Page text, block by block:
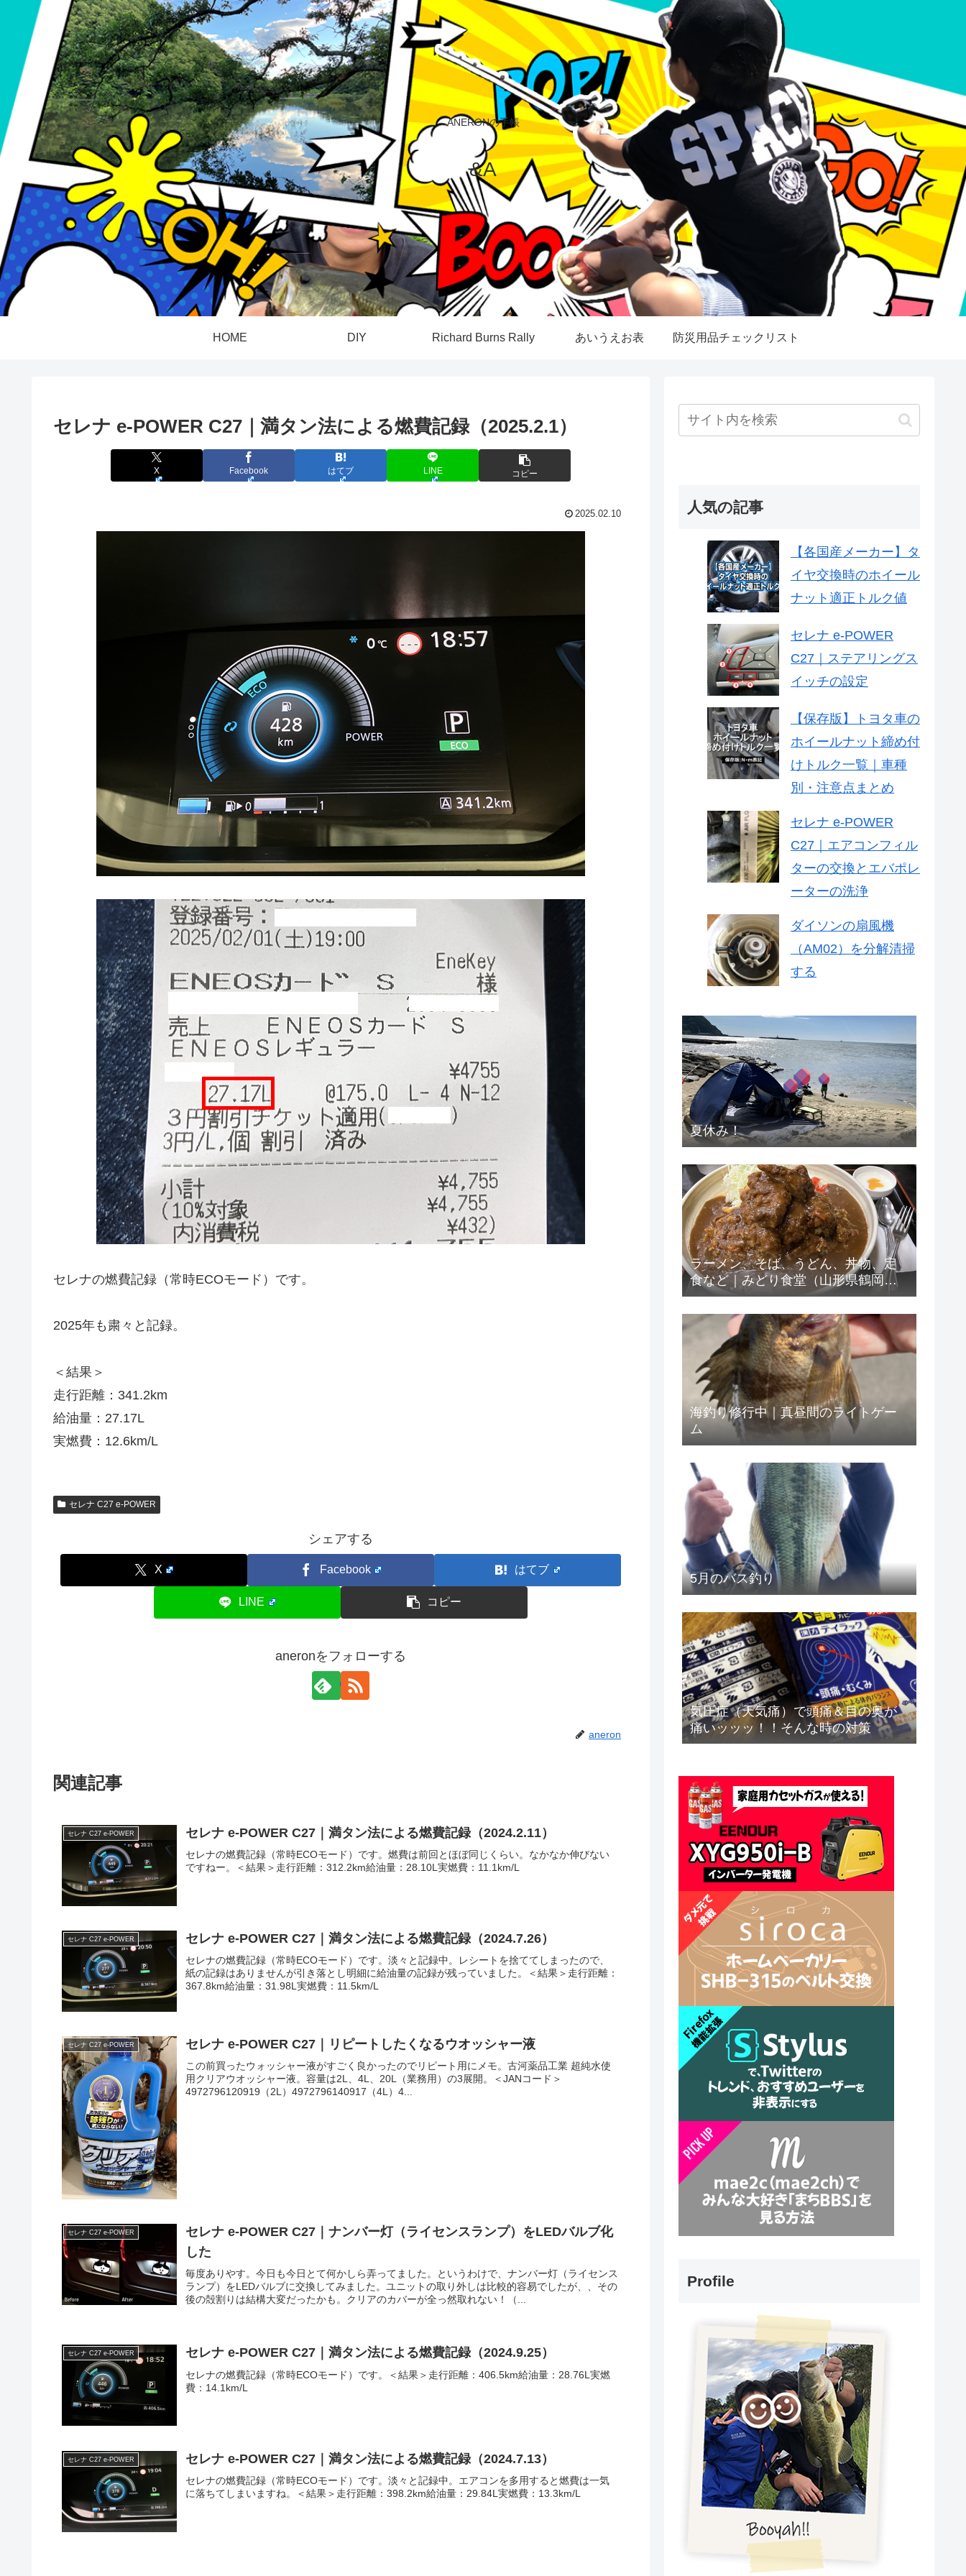
ANERONの手帳
&A
HOME DIY Richard Burns Rally あいうえお表 防災用品チェックリスト
セレナ e-POWER C27｜満タン法による燃費記録（2025.2.1）
X Facebook はてブ LINE コピー
2025.02.10
セレナの燃費記録（常時ECOモード）です。
2025年も粛々と記録。
＜結果＞
走行距離：341.2km
給油量：27.17L
実燃費：12.6km/L
セレナ C27 e-POWER
シェアする
X Facebook はてブ
LINE コピー
aneronをフォローする
aneron
関連記事
セレナ C27 e-POWER セレナ e-POWER C27｜満タン法による燃費記録（2024.2.11）
セレナの燃費記録（常時ECOモード）です。燃費は前回とほぼ同じくらい。なかなか伸びない
ですねー。＜結果＞走行距離：312.2km給油量：28.10L実燃費：11.1km/L
セレナ C27 e-POWER セレナ e-POWER C27｜満タン法による燃費記録（2024.7.26）
セレナの燃費記録（常時ECOモード）です。淡々と記録中。レシートを捨ててしまったので、
紙の記録はありませんが引き落とし明細に給油量の記録が残っていました。＜結果＞走行距離：
367.8km給油量：31.98L実燃費：11.5km/L
セレナ C27 e-POWER セレナ e-POWER C27｜リピートしたくなるウオッシャー液
この前買ったウォッシャー液がすごく良かったのでリピート用にメモ。古河薬品工業 超純水使
用クリアウオッシャー液。容量は2L、4L、20L（業務用）の3展開。＜JANコード＞
4972796120919（2L）4972796140917（4L）4...
セレナ C27 e-POWER
セレナ e-POWER C27｜ナンバー灯（ライセンスランプ）をLEDバルブ化
した
毎度ありやす。今日も今日とて何かしら弄ってました。というわけで、ナンバー灯（ライセンス
ランプ）をLEDバルブに交換してみました。ユニットの取り外しは比較的容易でしたが、、その
後の殻割りは結構大変だったかも。クリアのカバーが全っ然取れない！（...
セレナ C27 e-POWER セレナ e-POWER C27｜満タン法による燃費記録（2024.9.25）
セレナの燃費記録（常時ECOモード）です。＜結果＞走行距離：406.5km給油量：28.76L実燃
費：14.1km/L
セレナ C27 e-POWER セレナ e-POWER C27｜満タン法による燃費記録（2024.7.13）
セレナの燃費記録（常時ECOモード）です。淡々と記録中。エアコンを多用すると燃費は一気
に落ちてしまいますね。＜結果＞走行距離：398.2km給油量：29.84L実燃費：13.3km/L
人気の記事
【各国産メーカー】タ
イヤ交換時のホイール
ナット適正トルク値
セレナ e-POWER
C27｜ステアリングス
イッチの設定
【保存版】トヨタ車の
ホイールナット締め付
けトルク一覧｜車種
別・注意点まとめ
セレナ e-POWER
C27｜エアコンフィル
ターの交換とエバポレ
ーターの洗浄
ダイソンの扇風機
（AM02）を分解清掃
する
夏休み！
ラーメン、そば、うどん、丼物、定
食など｜みどり食堂（山形県鶴岡
市）
海釣り修行中｜真昼間のライトゲー
ム
5月のバス釣り
気圧症（天気痛）で頭痛＆目の奥が
痛いッッッ！！そんな時の対策
Profile